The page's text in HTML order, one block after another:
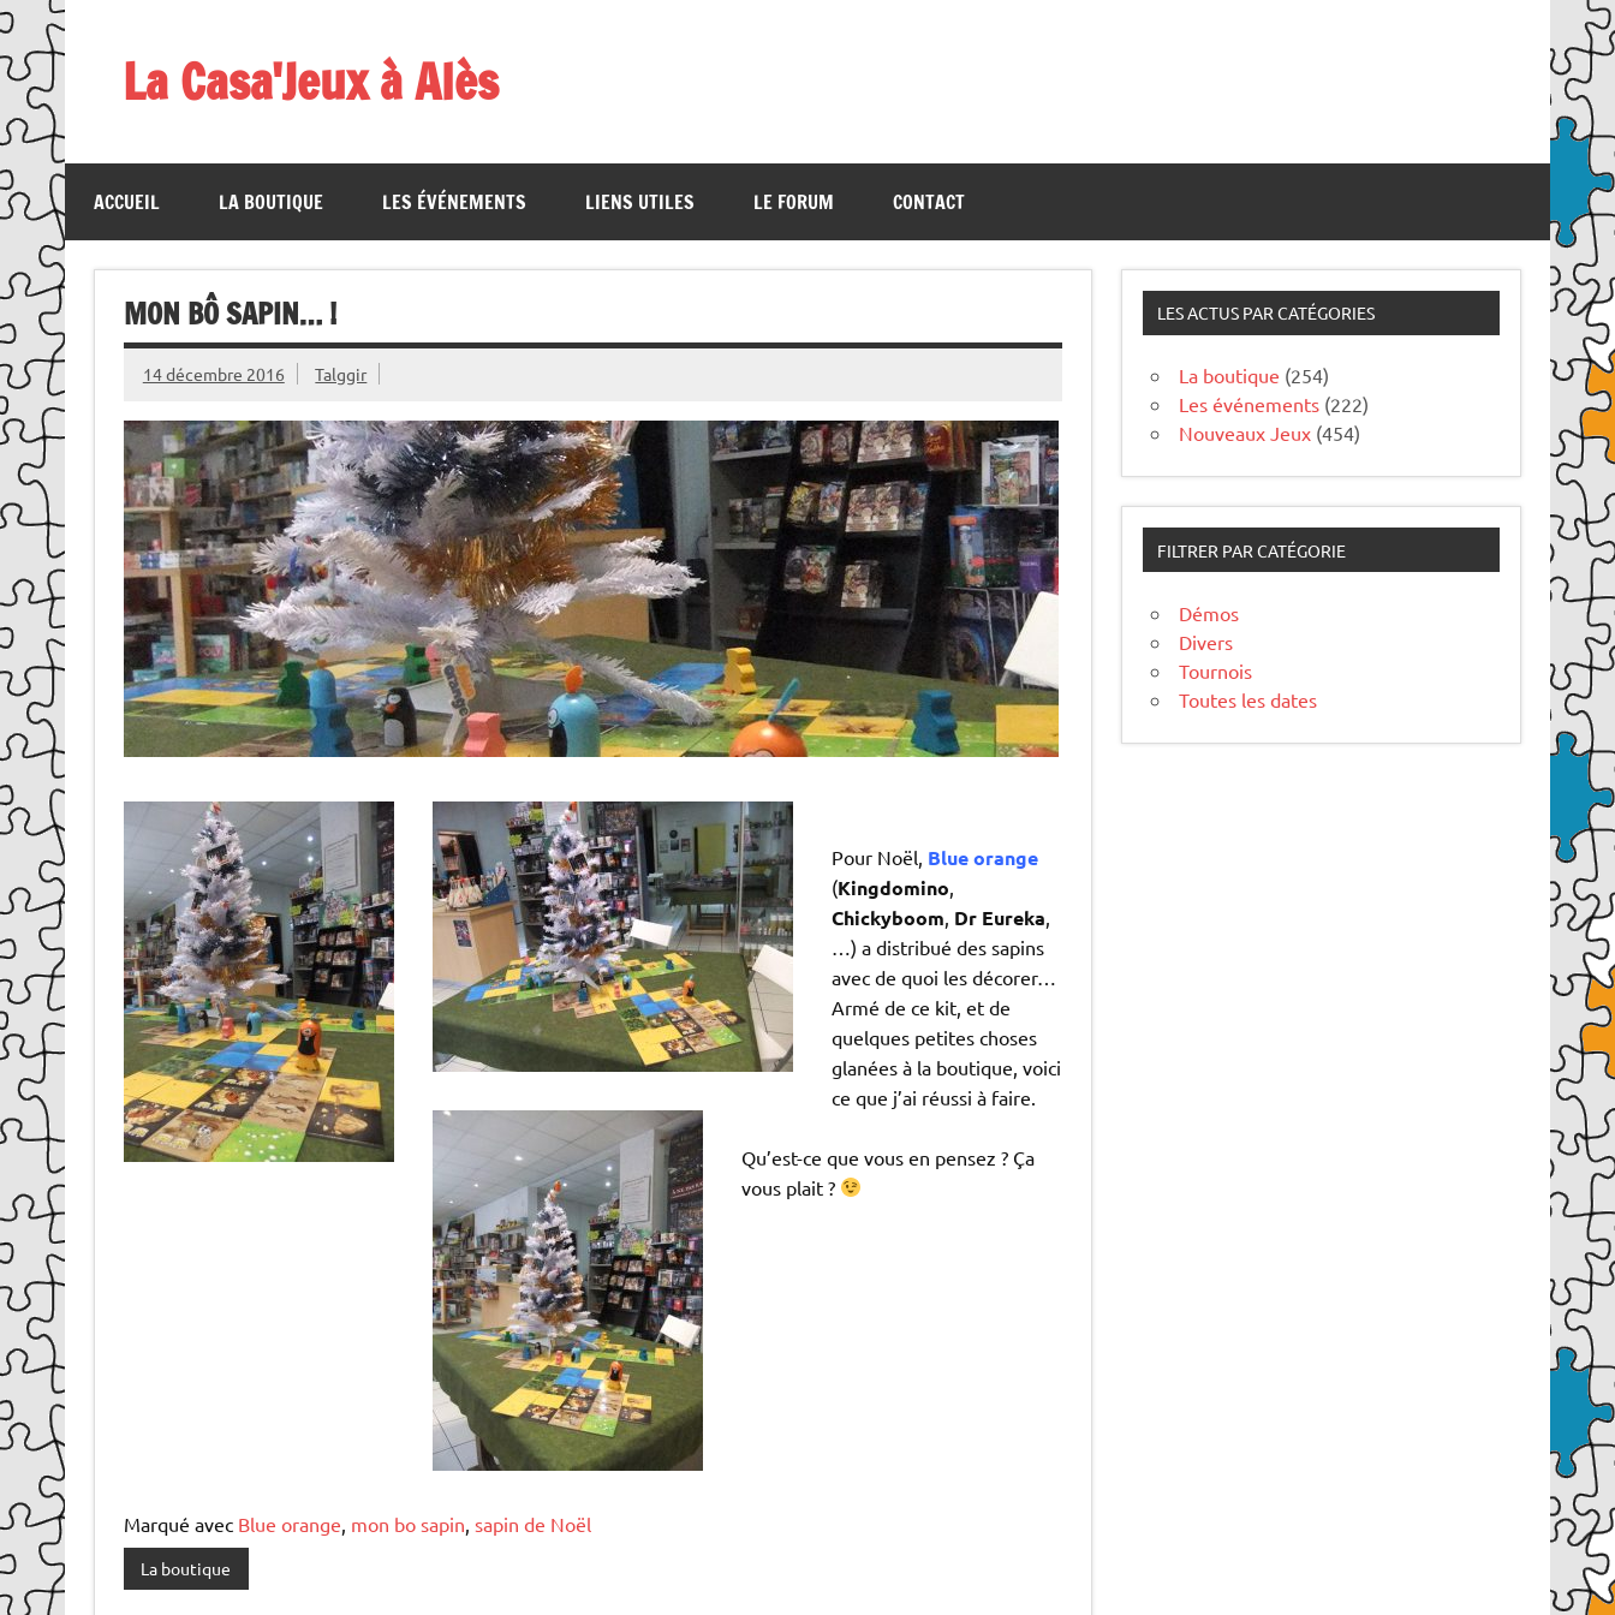
Skip
to
content
La Casa'Jeux à Alès
ACCUEIL LA BOUTIQUE LES ÉVÉNEMENTS LIENS UTILES LE FORUM CONTACT
MON BÔ SAPIN… !
14 décembre 2016 Talggir
Pour Noël, Blue orange
(Kingdomino
Chickyboom Dr Eureka
…) a distribué des sapins
avec de quoi les décorer…
Armé de ce kit, et de
quelques petites choses
glanées à la boutique, voici
ce que j’ai réussi à faire.
Qu’est-ce que vous en pensez ? Ça
vous plait ?
Marqué avec Blue orange mon bo sapin sapin de Noël
La boutique
LES ACTUS PAR CATÉGORIES
La boutique (254)
Les événements (222)
Nouveaux Jeux (454)
FILTRER PAR CATÉGORIE
Démos
Divers
Tournois
Toutes les dates